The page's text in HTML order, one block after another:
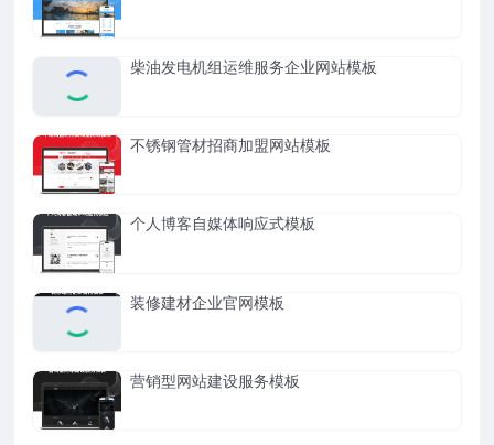
柴油发电机组运维服务企业网站模板
不锈钢管材招商加盟网站模板
个人博客自媒体响应式模板
装修建材企业官网模板
营销型网站建设服务模板